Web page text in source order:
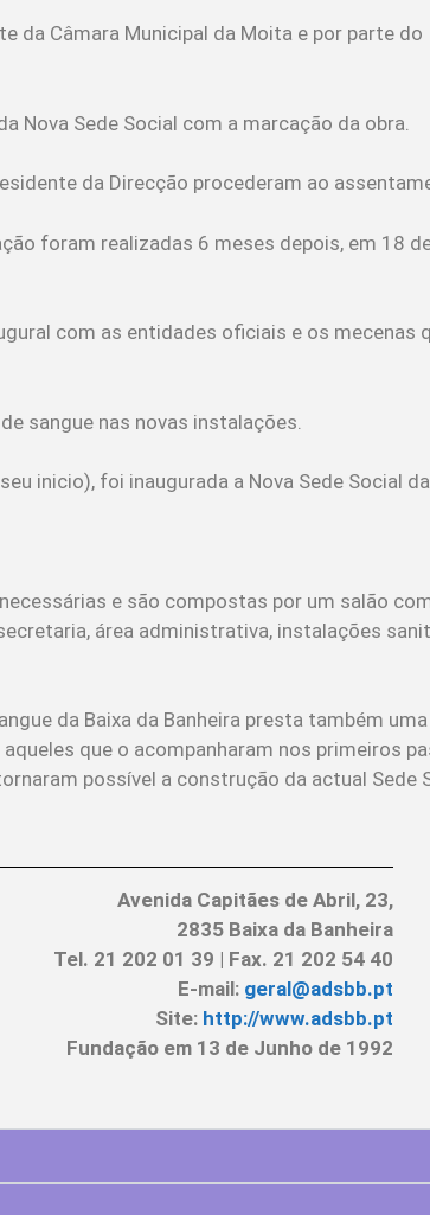
da Câmara Municipal da Moita e por parte
Nova Sede Social com a marcação da obra.
da Direcção procederam ao
foram realizadas 6 meses depois, em 18
com as entidades oficiais e os mecenas
sangue nas novas instalações.
inicio), foi inaugurada a Nova Sede Social
e são compostas por um salão
área administrativa, instalações
da Baixa da Banheira presta também
que o acompanharam nos primeiros
possível a construção da actual Sede
Avenida Capitães de Abril, 23,
2835 Baixa da Banheira
Tel. 21 202 01 39 | Fax. 21 202 54 40
E-mail: geral@adsbb.pt
Site: http://www.adsbb.pt
Fundação em 13 de Junho de 1992